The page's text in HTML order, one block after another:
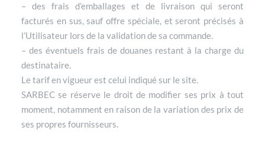
– des frais d’emballages et de livraison qui seront
facturés en sus, sauf offre spéciale, et seront précisés à
l’Utilisateur lors de la validation de sa commande.
– des éventuels frais de douanes restant à la charge du
destinataire.
Le tarif en vigueur est celui indiqué sur le site.
SARBEC se réserve le droit de modifier ses prix à tout
moment, notamment en raison de la variation des prix de
ses propres fournisseurs.